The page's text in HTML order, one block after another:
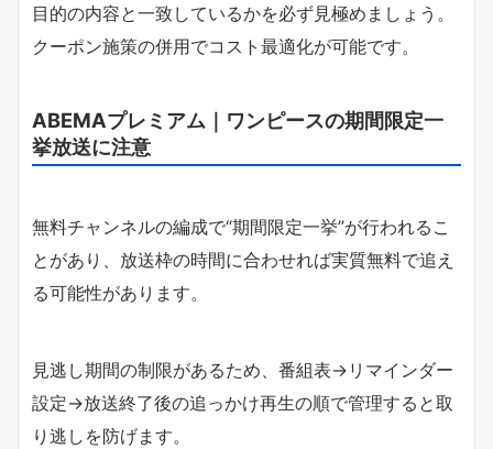
目的の内容と一致しているかを必ず見極めましょう。
クーポン施策の併用でコスト最適化が可能です。
ABEMAプレミアム｜ワンピースの期間限定一
挙放送に注意
無料チャンネルの編成で“期間限定一挙”が行われるこ
とがあり、放送枠の時間に合わせれば実質無料で追え
る可能性があります。
見逃し期間の制限があるため、番組表→リマインダー
設定→放送終了後の追っかけ再生の順で管理すると取
り逃しを防げます。